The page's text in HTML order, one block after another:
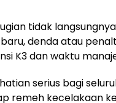
tidak
denda atau
K3 dan waktu
serius bagi
remeh kecelakaan